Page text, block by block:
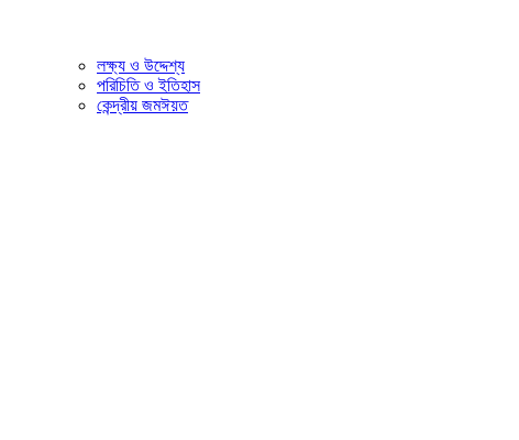
লক্ষ্য ও উদ্দেশ্য
পরিচিতি ও ইতিহাস
কেন্দ্রীয় জমঈয়ত